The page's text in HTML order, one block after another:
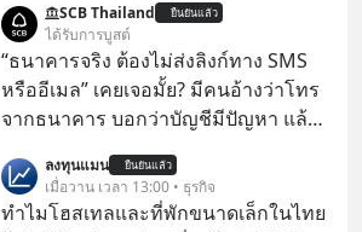
จนหน้าทิ่มแบบไม่ทันตั้งตัว…
SCB Thailand ยืนยันแล้ว
ได้รับการบูสต์
“ธนาคารจริง ต้องไม่ส่งลิงก์ทาง SMS
หรืออีเมล” เคยเจอมั้ย? มีคนอ้างว่าโทร
จากธนาคาร บอกว่าบัญชีมีปัญหา แล้ว
ทันที มาฟัง “ป้าเก๋าเล่ากลโกง” เพื่อรู้ทัน
มุกหลอกลวงในคราบความน่าเชื่อถือ
ลงทุนแมน ยืนยันแล้ว
เมื่อวาน เวลา 13:00 • ธุรกิจ
ทำไมโฮสเทลและที่พักขนาดเล็กในไทย